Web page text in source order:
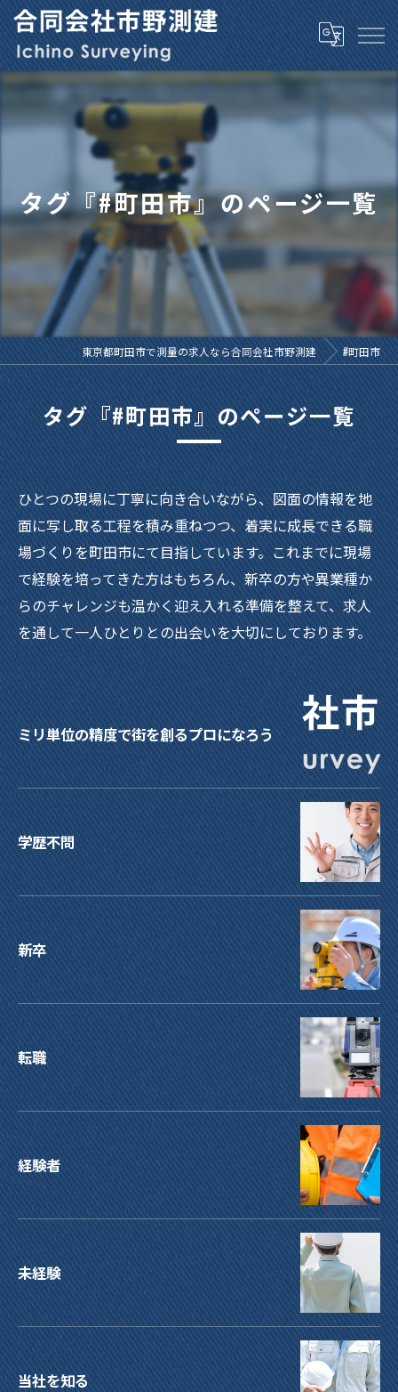
タグ『#町田市』のページ一覧
東京都町田市で測量の求人なら合同会社市野測建 #町田市
タグ『#町田市』のページ一覧
ひとつの現場に丁寧に向き合いながら、図面の情報を地
面に写し取る工程を積み重ねつつ、着実に成長できる職
場づくりを町田市にて目指しています。これまでに現場
で経験を培ってきた方はもちろん、新卒の方や異業種か
らのチャレンジも温かく迎え入れる準備を整えて、求人
を通して一人ひとりとの出会いを大切にしております。
ミリ単位の精度で街を創るプロになろう
学歴不問
新卒
転職
経験者
未経験
当社を知る